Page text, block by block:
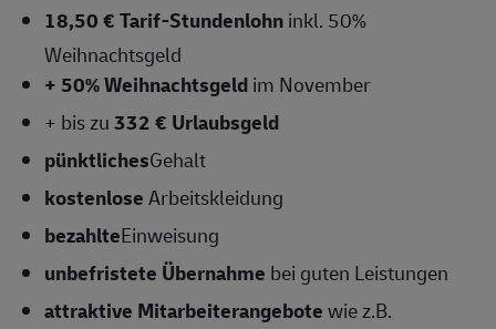
18,50 € Tarif-Stundenlohninkl. 50%
Weihnachtsgeld
+ 50% Weihnachtsgeldim November
+ bis zu332 € Urlaubsgeld
pünktlichesGehalt
kostenloseArbeitskleidung
bezahlteEinweisung
unbefristete Übernahme bei guten Leistungen
attraktive Mitarbeiterangebotewie z.B.